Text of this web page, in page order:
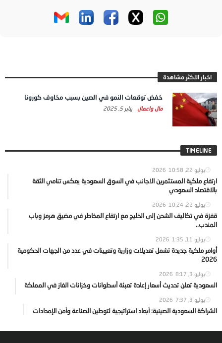
اخبار الاكثر مشاهدة
خفض توقعات النمو في الصين بسبب مخاوف كورونا
مال واعمال يناير 5, 2025
TIMELINE
يوليو 22, 2026 10:58
ارتفاع ملكية المستثمرين الاجانب في السوق السعودية يعكس تنامي الثقة
بالاقتصاد السعودي
يوليو 22, 2026 10:24
قفزة في تكاليف الشحن إلى الخليج مع ارتفاع المخاطر في مضيق هرمز وباب
المندب..
يوليو 11, 2026 1:35
أوامر ملكية جديدة تشمل تعديلات وزارية وتعيينات في عدد من الجهات الحكومية
2026
يوليو 3, 2026 8:17
السعودية تعلن تحديث أسعار إعادة تعبئة أسطوانات وخزانات الغاز في المملكة
يوليو 3, 2026 7:37
الشراكة السعودية الصينية: أبعاد استراتيجية لتوطين الصناعة وأمن الإمدادات